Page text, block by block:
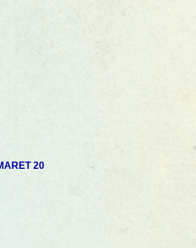
2025 | AKHSAN ROSYIDI |